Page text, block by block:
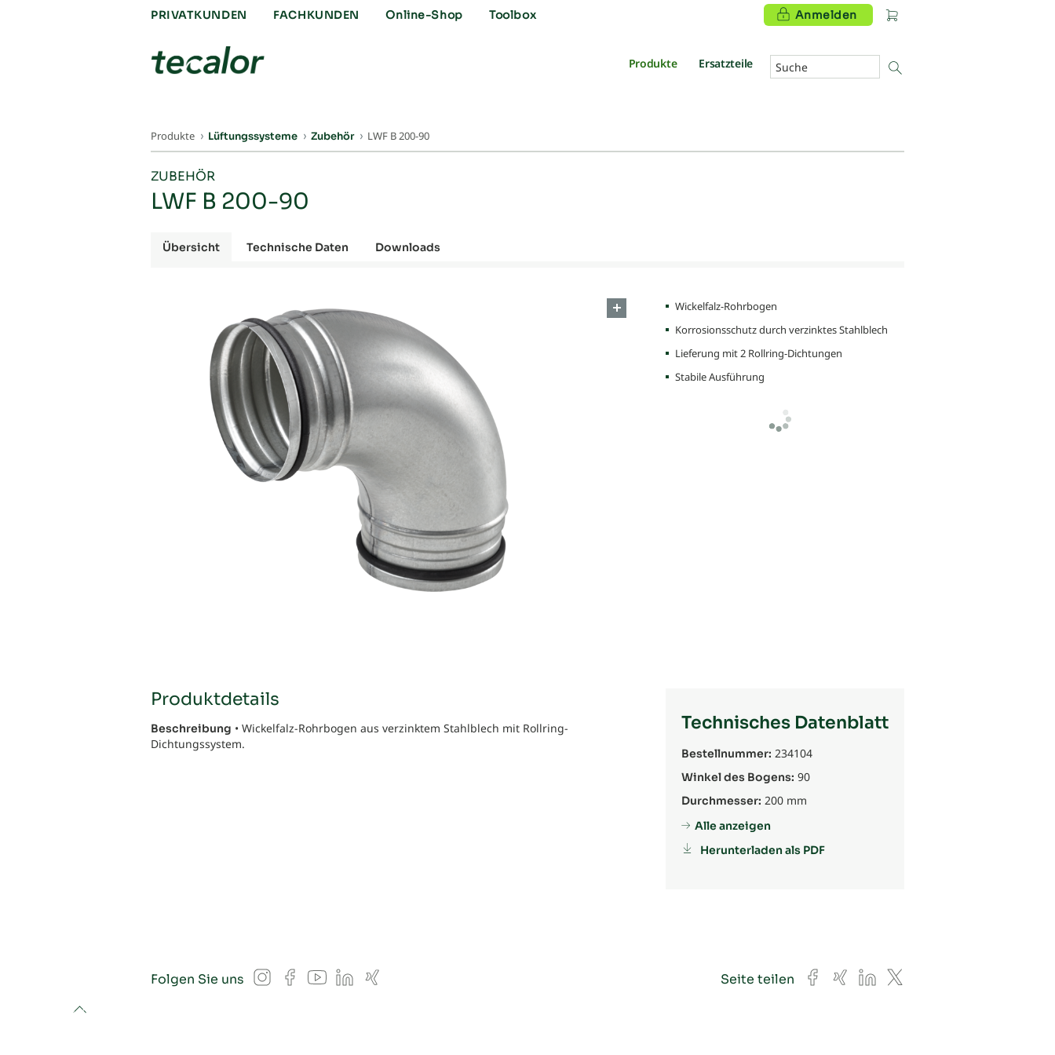
PRIVATKUNDEN FACHKUNDEN Online-Shop Toolbox Anmelden
Produkte Ersatzteile
Produkte Lüftungssysteme Zubehör LWF B 200-90
ZUBEHÖR
LWF B 200-90
Übersicht Technische Daten Downloads
Wickelfalz-Rohrbogen
Korrosionsschutz durch verzinktes Stahlblech
Lieferung mit 2 Rollring-Dichtungen
Stabile Ausführung
Produktdetails
Beschreibung • Wickelfalz-Rohrbogen aus verzinktem Stahlblech mit Rollring-
Dichtungssystem.
Technisches Datenblatt
Bestellnummer: 234104
Winkel des Bogens: 90
Durchmesser: 200 mm
Alle anzeigen
Herunterladen als PDF
Folgen Sie uns Instagram
Facebook
YouTube
LinkedIn
Xing Seite teilen Facebook
XingLinkedIn
X
to top